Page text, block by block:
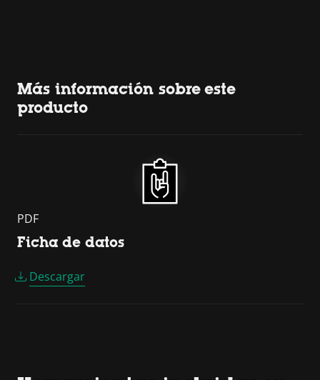
Más información sobre este
producto
PDF
Ficha de datos
Descargar